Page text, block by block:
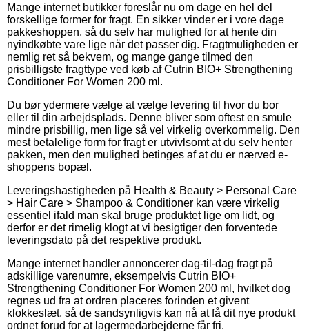
Mange internet butikker foreslår nu om dage en hel del
forskellige former for fragt. En sikker vinder er i vore dage
pakkeshoppen, så du selv har mulighed for at hente din
nyindkøbte vare lige når det passer dig. Fragtmuligheden er
nemlig ret så bekvem, og mange gange tilmed den
prisbilligste fragttype ved køb af Cutrin BIO+ Strengthening
Conditioner For Women 200 ml.
Du bør ydermere vælge at vælge levering til hvor du bor
eller til din arbejdsplads. Denne bliver som oftest en smule
mindre prisbillig, men lige så vel virkelig overkommelig. Den
mest betalelige form for fragt er utvivlsomt at du selv henter
pakken, men den mulighed betinges af at du er nærved e-
shoppens bopæl.
Leveringshastigheden på Health & Beauty > Personal Care
> Hair Care > Shampoo & Conditioner kan være virkelig
essentiel ifald man skal bruge produktet lige om lidt, og
derfor er det rimelig klogt at vi besigtiger den forventede
leveringsdato på det respektive produkt.
Mange internet handler annoncerer dag-til-dag fragt på
adskillige varenumre, eksempelvis Cutrin BIO+
Strengthening Conditioner For Women 200 ml, hvilket dog
regnes ud fra at ordren placeres forinden et givent
klokkeslæt, så de sandsynligvis kan nå at få dit nye produkt
ordnet forud for at lagermedarbejderne får fri.